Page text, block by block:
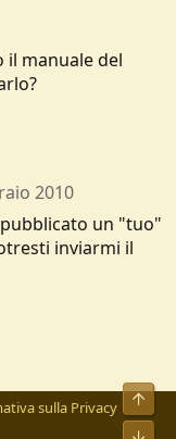
il manuale del
2010
un "tuo"
inviarmi il
sulla Privacy
Alto